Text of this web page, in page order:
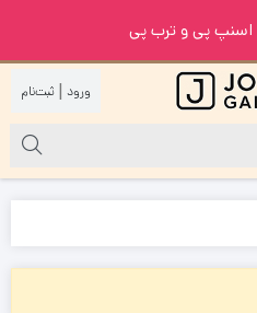
اسنپ پی و ترب پی
|